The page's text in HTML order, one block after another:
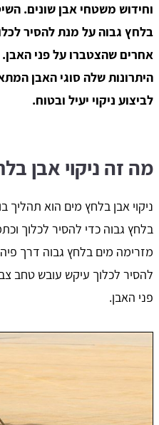
וחידוש משטחי אבן שונים.
בלחץ גבוה על מנת להסיר
אחרים שהצטברו על פני
היתרונות שלה סוגי האבן
לביצוע ניקוי יעיל ובטוח.
מה זה ניקוי אבן
ניקוי אבן בלחץ מים הוא
בלחץ גבוה כדי להסיר לכלוך
מזרימה מים בלחץ גבוה דרך
להסיר לכלוך עיקש עובש טחב
פני האבן.